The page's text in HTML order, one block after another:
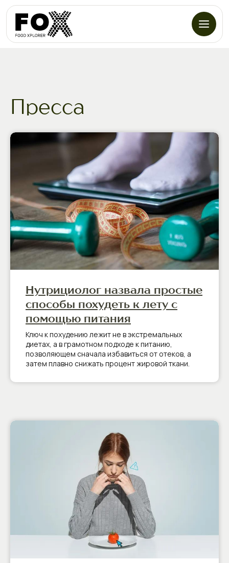
Пресса
Нутрициолог назвала простые
способы похудеть к лету с
помощью питания
Ключ к похудению лежит не в экстремальных
диетах, а в грамотном подходе к питанию,
позволяющем сначала избавиться от отеков, а
затем плавно снижать процент жировой ткани.